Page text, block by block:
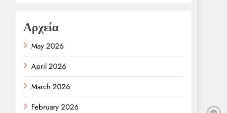
Αρχεία
May 2026
April 2026
March 2026
February 2026